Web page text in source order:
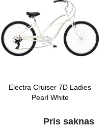
Electra Cruiser 7D Ladies
Pearl White
Pris saknas